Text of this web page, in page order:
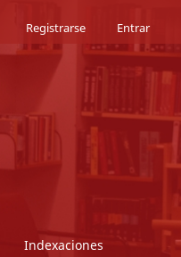
Indexaciones
Registrarse Entrar